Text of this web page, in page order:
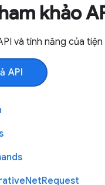
khảo
và tính năng của tiện
API